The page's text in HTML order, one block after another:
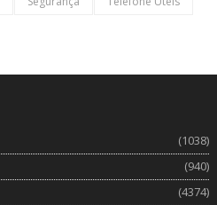
(1038)
(940)
(4374)